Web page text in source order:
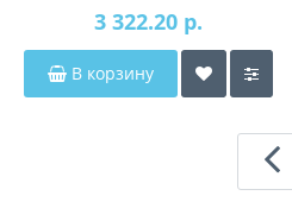
3 322.20 р.
В корзину